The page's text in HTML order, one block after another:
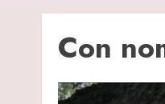
Con